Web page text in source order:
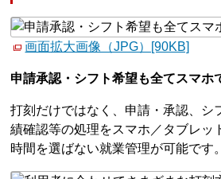
画面拡大画像（JPG）[90KB]
申請承認・シフト希望も全てスマホ
打刻だけではなく、申請・承認、シ
績確認等の処理をスマホ／タブレッ
時間を選ばない就業管理が可能です。